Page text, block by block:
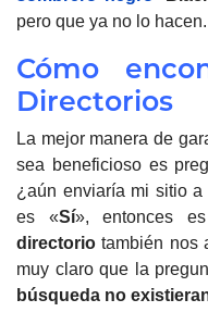
pero que ya no lo hacen.
Cómo
Directorios
La mejor manera de
sea beneficioso es
¿aún enviaría mi sitio
es «Sí», entonces
directorio también nos
muy claro que la
búsqueda no